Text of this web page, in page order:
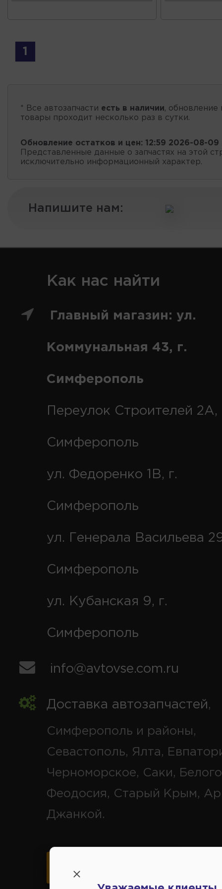
1
* Все автозапчасти есть в наличии, обновление
товары проходит несколько раз в сутки.
Обновление остатков и цен: 12:59 2026-08-09
Представленные данные о запчастях на этой
исключительно информационный характер.
Напишите нам:
Как нас найти
Главный магазин: ул.
Коммунальная 43, г.
Симферополь
Переулок Строителей 2А,
Симферополь
ул. Федоренко 1В, г.
Симферополь
ул. Генерала Васильева
Симферополь
ул. Кубанская 9, г.
Симферополь
info@avtovse.com.ru
Доставка автозапчастей,
Симферополь и районы,
Севастополь, Ялта,
Черноморское, Саки,
Феодосия, Старый Крым,
Джанкой.